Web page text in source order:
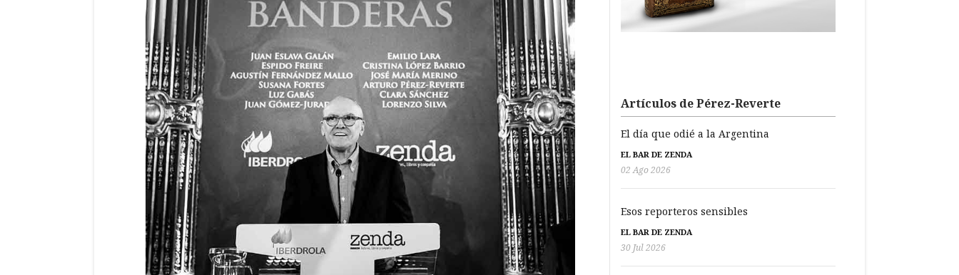
Artículos de Pérez-Reverte
El día que odié a la Argentina
EL BAR DE ZENDA
02 Ago 2026
Esos reporteros sensibles
EL BAR DE ZENDA
30 Jul 2026